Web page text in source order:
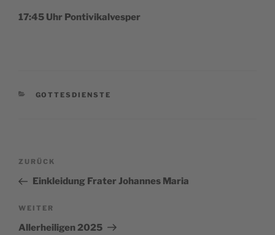
17:45 Uhr Pontivikalvesper
KATEGORIEN
GOTTESDIENSTE
Beitragsnavigation
Vorheriger
Beitrag
ZURÜCK
Einkleidung Frater Johannes Maria
Nächster
Beitrag
WEITER
Allerheiligen 2025